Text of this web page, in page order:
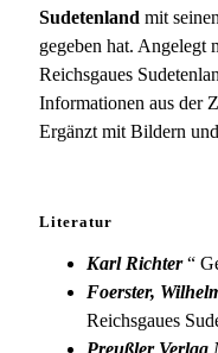
Sudetenland mit seinen
gegeben hat. Angelegt
Reichsgaues
Informationen aus der
Ergänzt mit Bildern
Literatur
Karl Richter“
Foerster,
Reichsgaues